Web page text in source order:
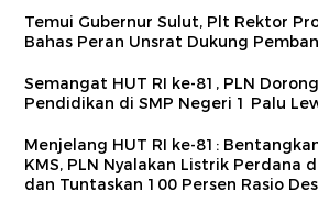
Temui Gubernur Sulut, Plt Rektor
Bahas Peran Unsrat Dukung
Semangat HUT RI ke-81, PLN
Pendidikan di SMP Negeri 1 Palu
Menjelang HUT RI ke-81:
KMS, PLN Nyalakan Listrik Perdana
dan Tuntaskan 100 Persen Rasio